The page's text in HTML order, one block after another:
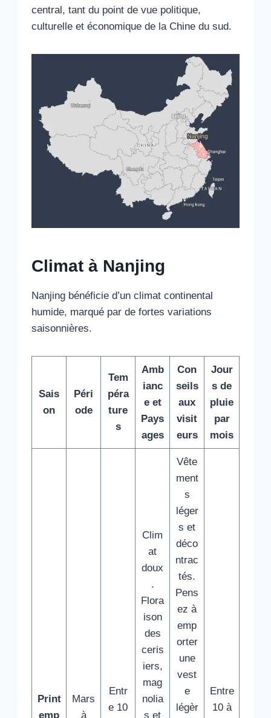
central, tant du point de vue politique,
culturelle et économique de la Chine du sud.
Climat à Nanjing
Nanjing bénéficie d’un climat continental
humide, marqué par de fortes variations
saisonnières.
Sais
on
Péri
ode
Tem
péra
ture
s
Amb
ianc
e et
Pays
ages
Con
seils
aux
visit
eurs
Jour
s de
pluie
par
mois
Print
emp
Mars
à
Entr
e 10
Clim
at
doux
.
Flora
ison
des
ceris
iers,
mag
nolia
s et
Vête
ment
s
léger
s et
déco
ntrac
tés.
Pens
ez à
emp
orter
une
vest
e
légèr
Entre
10 à